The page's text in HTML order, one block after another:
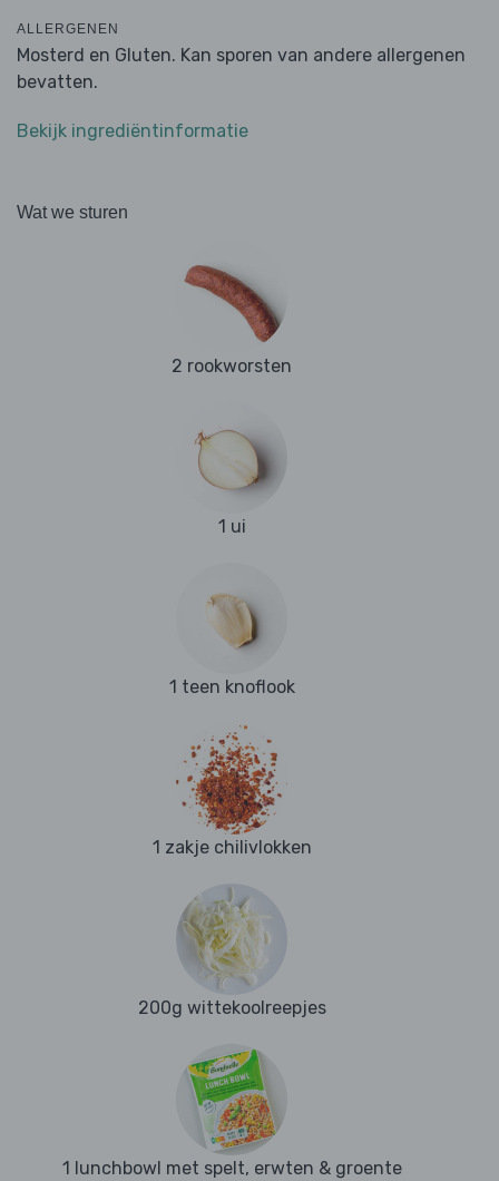
ALLERGENEN
Mosterd en Gluten. Kan sporen van andere allergenen
bevatten.
Bekijk ingrediëntinformatie
Wat we sturen
2 rookworsten
1 ui
1 teen knoflook
1 zakje chilivlokken
200g wittekoolreepjes
1 lunchbowl met spelt, erwten & groente